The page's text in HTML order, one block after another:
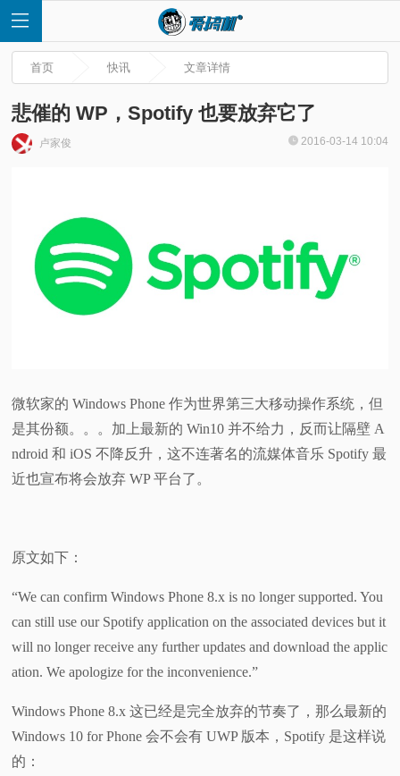
视
频
普
验
题
首页 快讯 文章详情
悲催的 WP，Spotify 也要放弃它了
卢家俊 2016-03-14 10:04
微软家的 Windows Phone 作为世界第三大移动操作系统，但
是其份额。。。加上最新的 Win10 并不给力，反而让隔壁 A
ndroid 和 iOS 不降反升，这不连著名的流媒体音乐 Spotify 最
近也宣布将会放弃 WP 平台了。
原文如下：
“We can confirm Windows Phone 8.x is no longer supported. You
can still use our Spotify application on the associated devices but it
will no longer receive any further updates and download the applic
ation. We apologize for the inconvenience.”
Windows Phone 8.x 这已经是完全放弃的节奏了，那么最新的
Windows 10 for Phone 会不会有 UWP 版本，Spotify 是这样说
的：